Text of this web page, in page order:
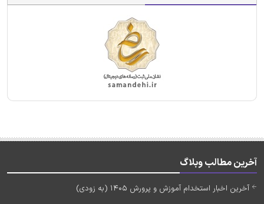
آخرین مطالب وبلاگ
آخرین اخبار استخدام آموزش و پرورش 1405 (به زودی)